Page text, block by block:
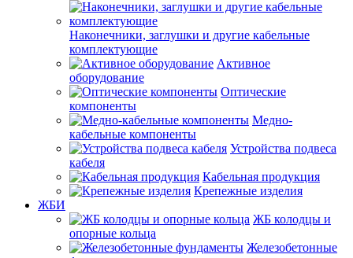
Наконечники, заглушки и другие кабельные
комплектующие
Активное
оборудование
Оптические
компоненты
Медно-
кабельные компоненты
Устройства подвеса
кабеля
Кабельная продукция
Крепежные изделия
ЖБИ
ЖБ колодцы и
опорные кольца
Железобетонные